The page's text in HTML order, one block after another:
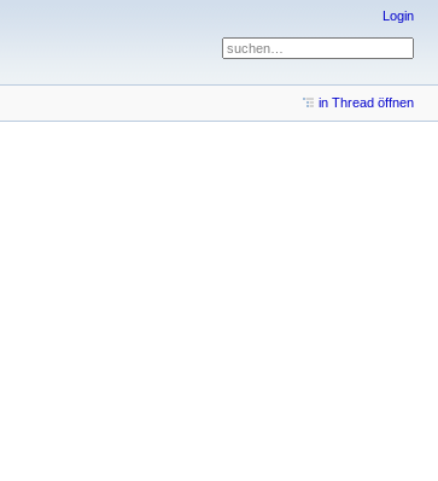
Login
in Thread öffnen